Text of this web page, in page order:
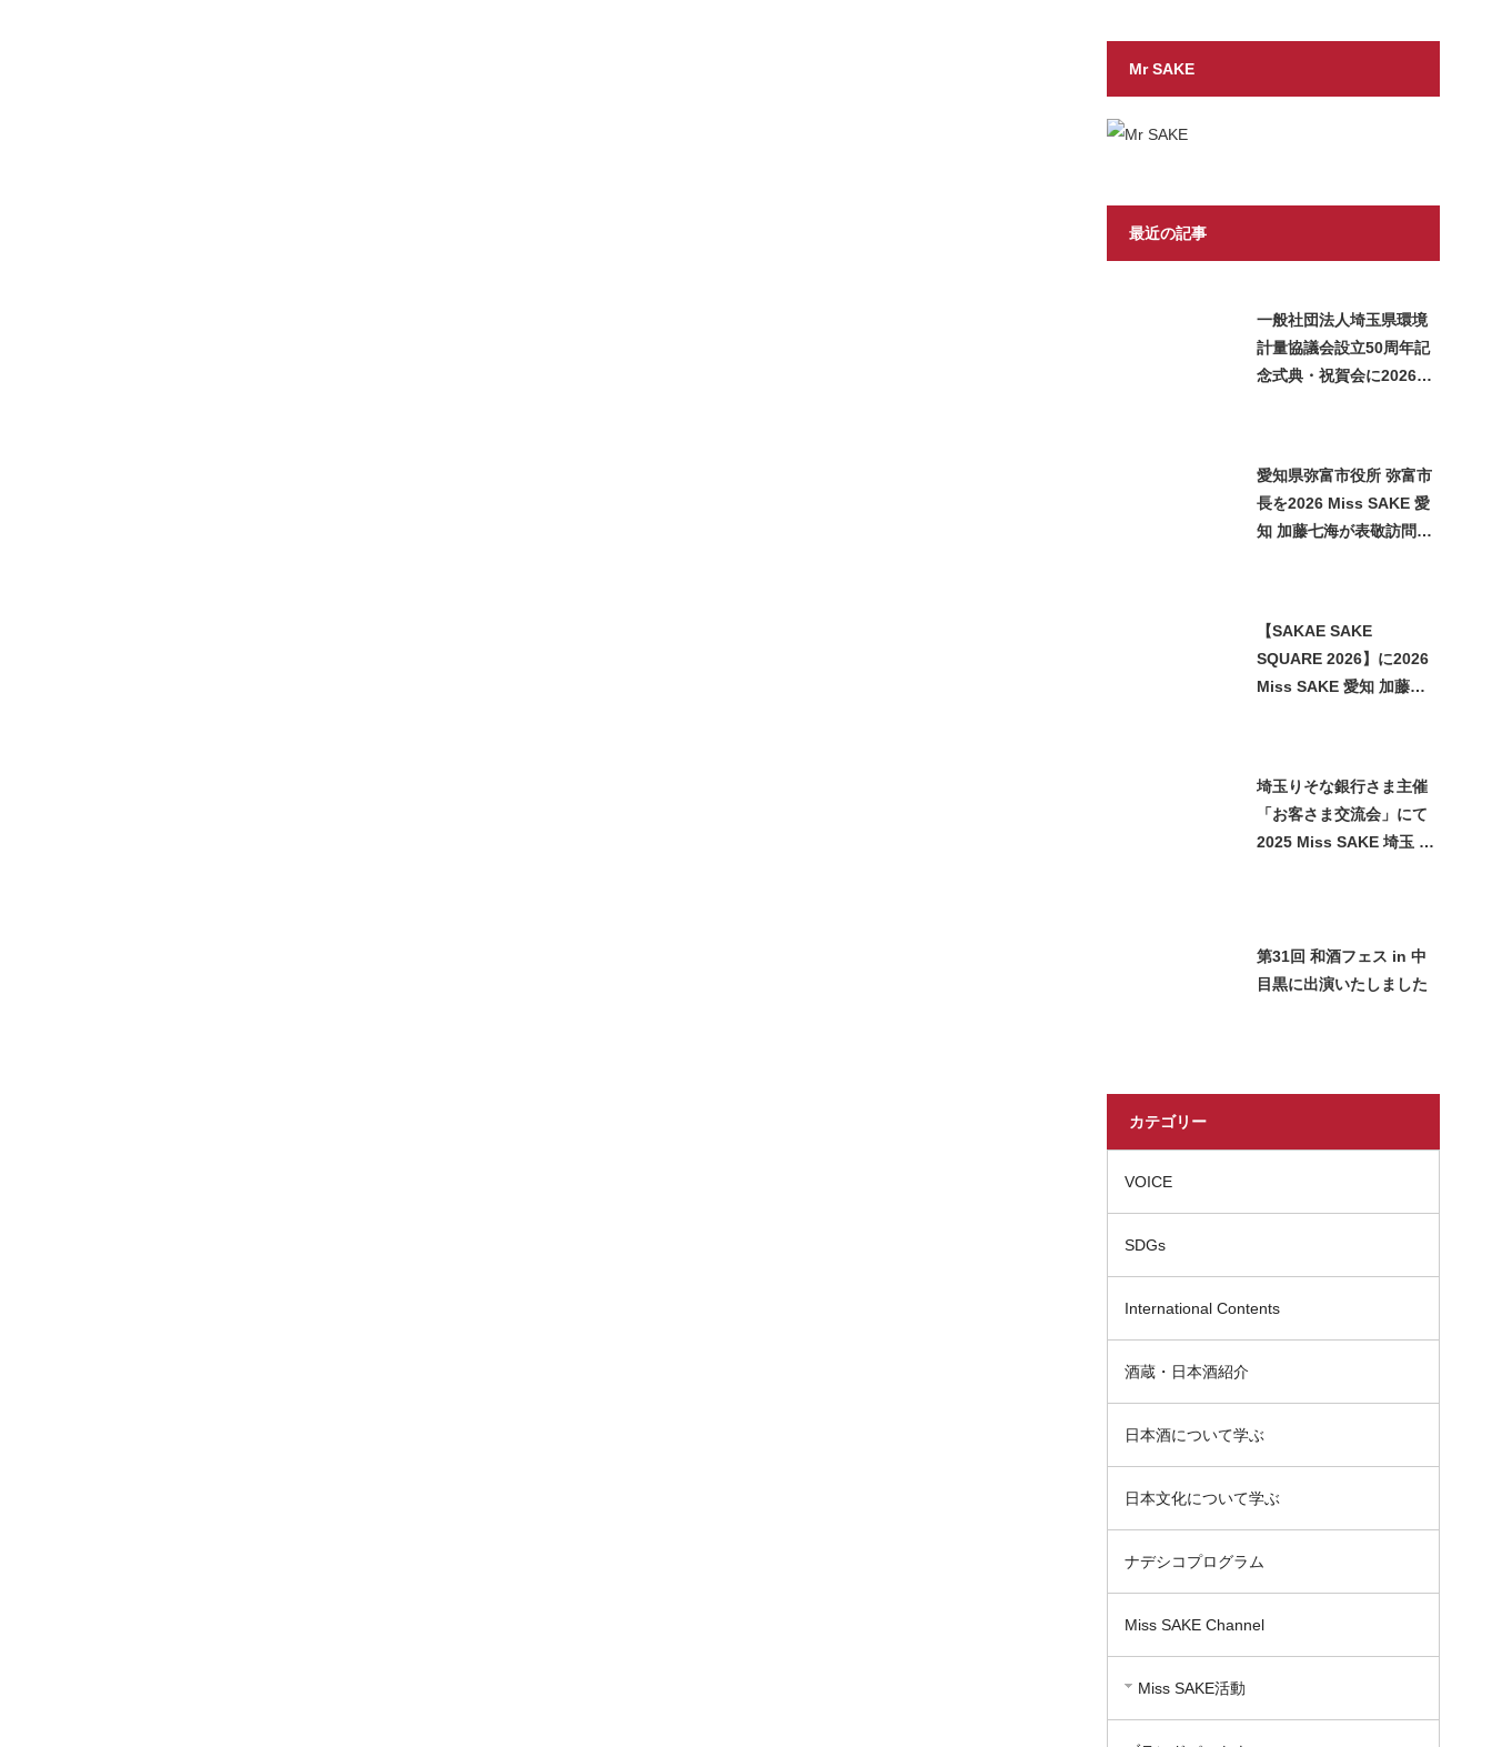
Mr SAKE
最近の記事
一般社団法人埼玉県環境
計量協議会設立50周年記
念式典・祝賀会に2026
愛知県弥富市役所 弥富市
長を2026 Miss SAKE 愛
知 加藤七海が表敬訪問い
【SAKAE SAKE
SQUARE 2026】に2026
Miss SAKE 愛知 加藤七
埼玉りそな銀行さま主催
「お客さま交流会」にて
2025 Miss SAKE 埼玉 石
第31回 和酒フェス in 中
目黒に出演いたしました
カテゴリー
VOICE
SDGs
International Contents
酒蔵・日本酒紹介
日本酒について学ぶ
日本文化について学ぶ
ナデシコプログラム
Miss SAKE Channel
Miss SAKE活動